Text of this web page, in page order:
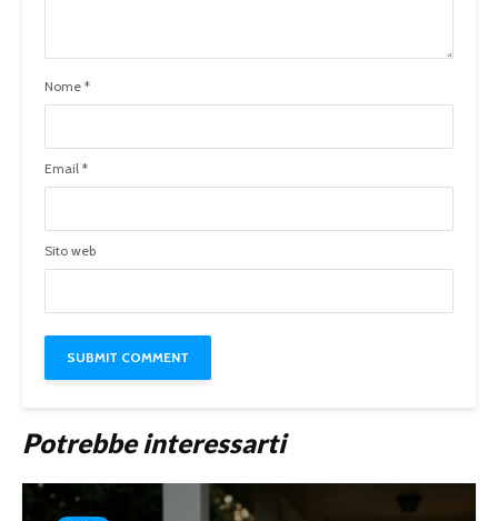
Nome *
Email *
Sito web
Potrebbe interessarti